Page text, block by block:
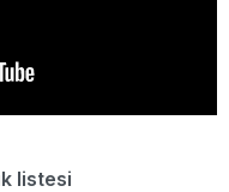
listesi